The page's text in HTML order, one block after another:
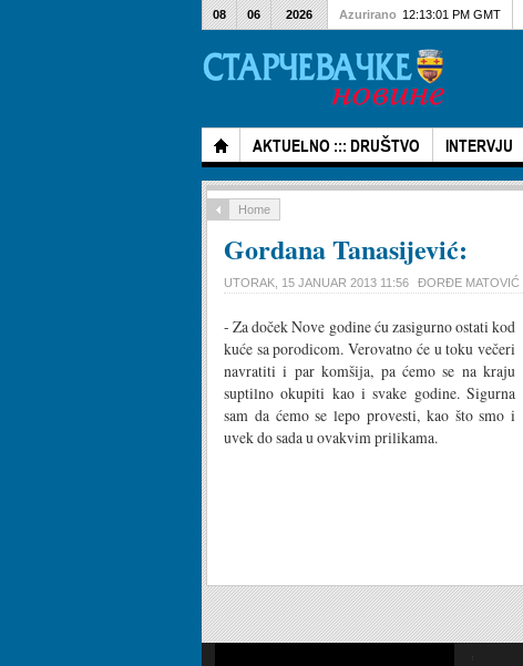
AKTUELNO ::: DRUŠTVO INTERVJU
08 06 2026 Azurirano 12:13:01 PM GMT
Home
Gordana Tanasijević:
UTORAK, 15 JANUAR 2013 11:56 ĐORĐE MATOVIĆ
- Za doček Nove godine ću zasigurno ostati kod
kuće sa porodicom. Verovatno će u toku večeri
navratiti i par komšija, pa ćemo se na kraju
suptilno okupiti kao i svake godine. Sigurna
sam da ćemo se lepo provesti, kao što smo i
uvek do sada u ovakvim prilikama.